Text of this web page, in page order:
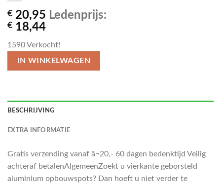
€ 20,95 Ledenprijs:
€ 18,44
1590Verkocht!
IN WINKELWAGEN
BESCHRIJVING
EXTRA INFORMATIE
Gratis verzending vanaf â¬20,- 60 dagen bedenktijd Veilig
achteraf betalenAlgemeenZoekt u vierkante geborsteld
aluminium opbouwspots? Dan hoeft u niet verder te